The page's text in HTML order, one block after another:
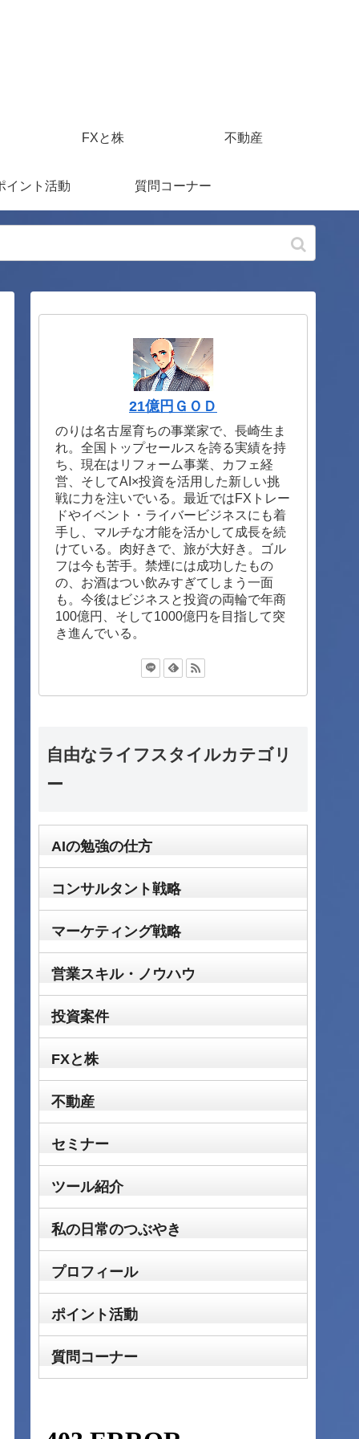
FXと株 不動産
イント活動 質問コーナー
21億円ＧＯＤ
のりは名古屋育ちの事業家で、長崎生ま
れ。全国トップセールスを誇る実績を持
ち、現在はリフォーム事業、カフェ経
営、そしてAI×投資を活用した新しい挑
戦に力を注いでいる。最近ではFXトレー
ドやイベント・ライバービジネスにも着
手し、マルチな才能を活かして成長を続
けている。肉好きで、旅が大好き。ゴル
フは今も苦手。禁煙には成功したもの
の、お酒はつい飲みすぎてしまう一面
も。今後はビジネスと投資の両輪で年商
100億円、そして1000億円を目指して突
き進んでいる。
自由なライフスタイルカテゴリ
ー
AIの勉強の仕方
コンサルタント戦略
マーケティング戦略
営業スキル・ノウハウ
投資案件
FXと株
不動産
セミナー
ツール紹介
私の日常のつぶやき
プロフィール
ポイント活動
質問コーナー